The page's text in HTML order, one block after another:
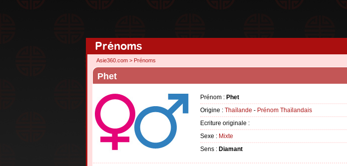
Prénoms
Asie360.com > Prénoms
Phet
Prénom : Phet
Origine : Thaïlande - Prénom Thaïlandais
Ecriture originale :
Sexe : Mixte
Sens : Diamant